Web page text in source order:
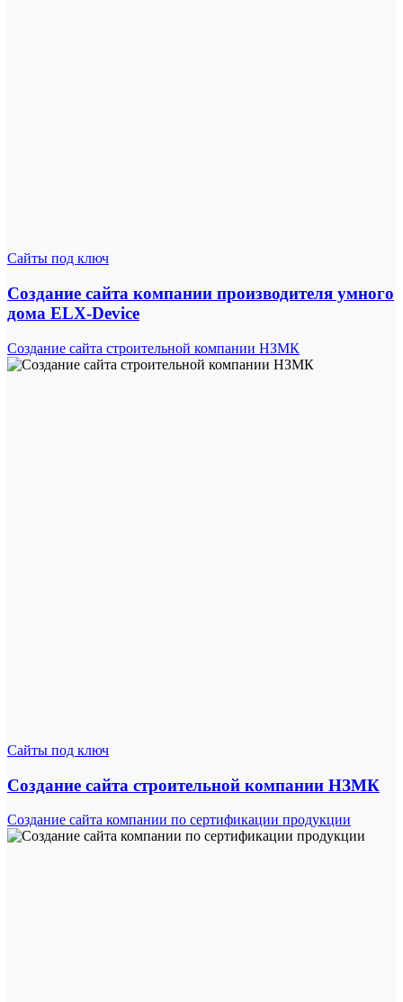
Сайты под ключ
Создание сайта компании производителя умного
дома ELX-Device
Создание сайта строительной компании НЗМК
Сайты под ключ
Создание сайта строительной компании НЗМК
Создание сайта компании по сертификации продукции